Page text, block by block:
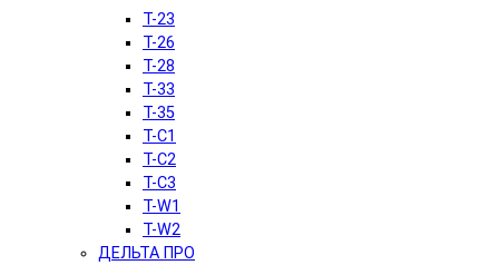
T-23
T-26
T-28
T-33
T-35
T-C1
T-C2
T-C3
T-W1
T-W2
ДЕЛЬТА ПРО